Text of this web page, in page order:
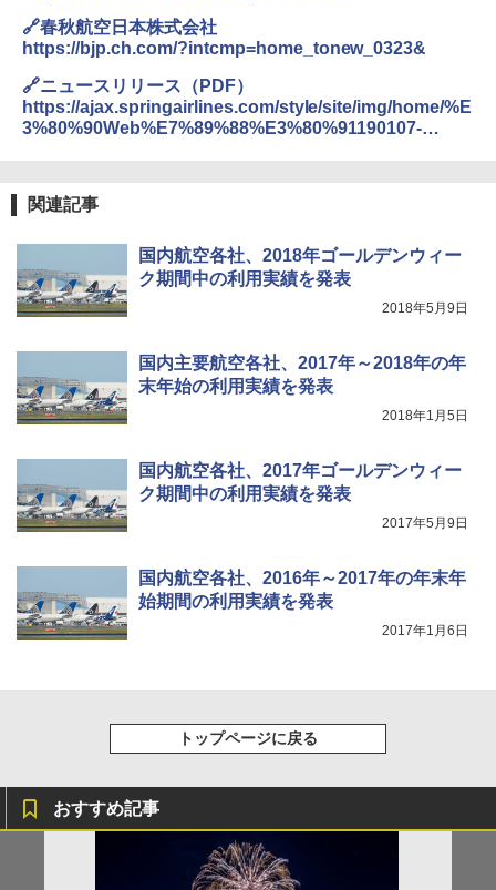
🔗春秋航空日本株式会社
https://bjp.ch.com/?intcmp=home_tonew_0323&
🔗ニュースリリース（PDF）
https://ajax.springairlines.com/style/site/img/home/%E
3%80%90Web%E7%89%88%E3%80%91190107-
9%E7%94%A8%E5%AE%9F%E7%B8%BE.pdf
関連記事
国内航空各社、2018年ゴールデンウィー
ク期間中の利用実績を発表
2018年5月9日
国内主要航空各社、2017年～2018年の年
末年始の利用実績を発表
2018年1月5日
国内航空各社、2017年ゴールデンウィー
ク期間中の利用実績を発表
2017年5月9日
国内航空各社、2016年～2017年の年末年
始期間の利用実績を発表
2017年1月6日
トップページに戻る
おすすめ記事